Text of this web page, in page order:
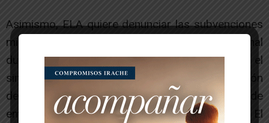
Asimismo, ELA quiere denunciar las subvenciones
millonarias que ha recibido esta multinacional
durante los últimos años. Ante esta situación, el
sindicato considera imprescindible la aprobación
de una ley para evitar deslocalizaciones de
empresas beneficiadas por ayudas públicas. El